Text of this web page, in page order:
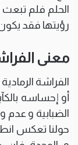
الحلم فلم تبعث
رؤيتها فقد يكون
معنى
الفراشة
أو إحساسه
الضبابية و عدم
حولنا تعكس